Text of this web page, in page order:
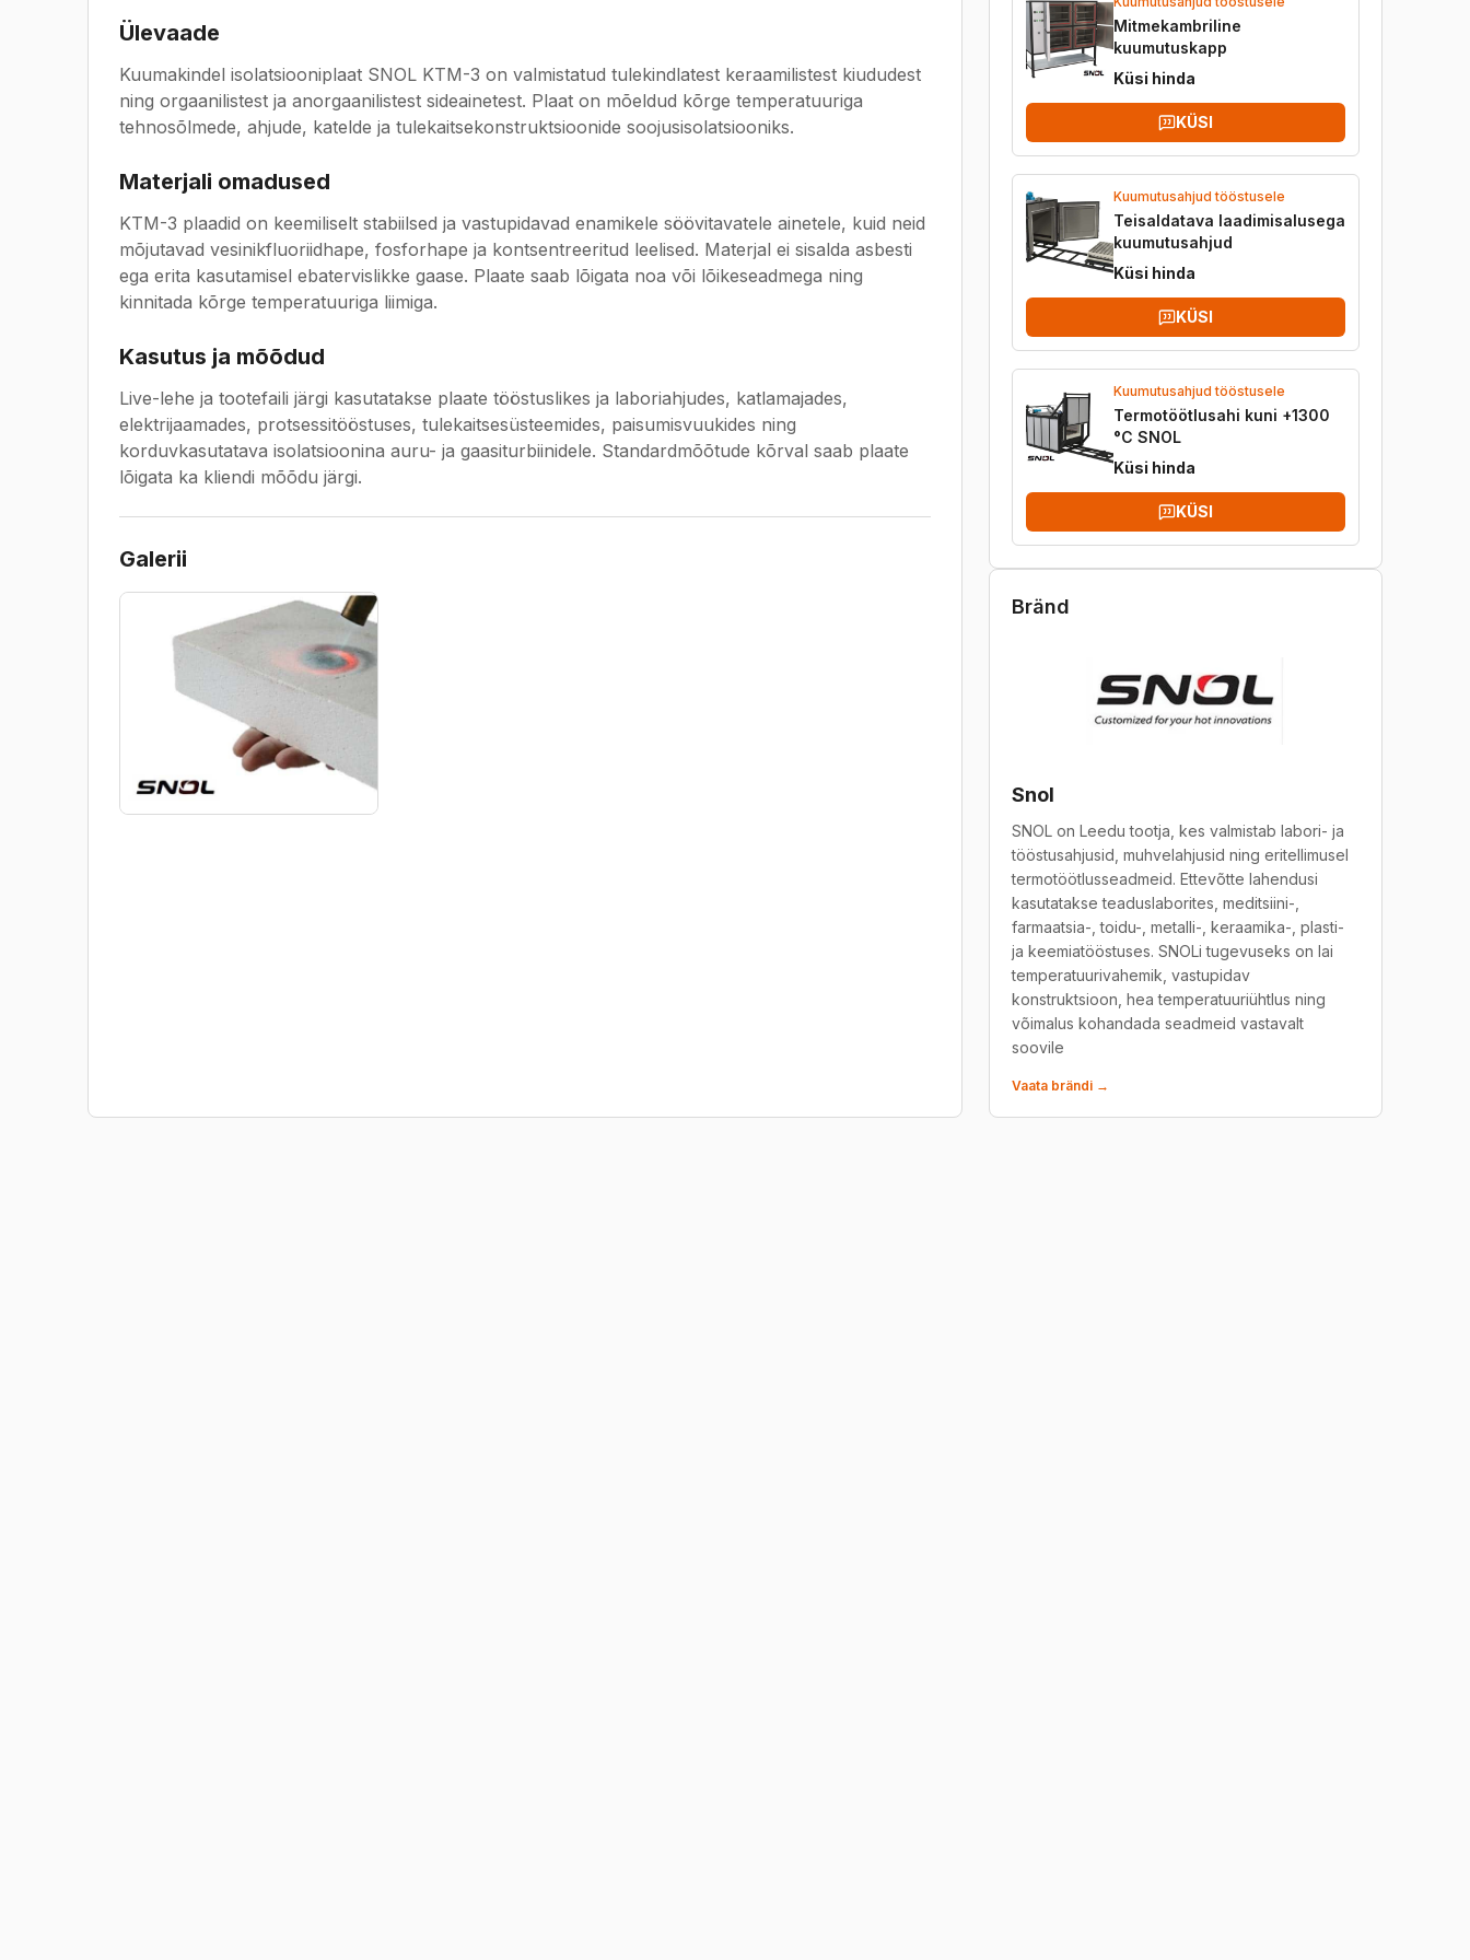
Ülevaade
Kuumakindel isolatsiooniplaat SNOL KTM-3 on valmistatud tulekindlatest keraamilistest kiududest
ning orgaanilistest ja anorgaanilistest sideainetest. Plaat on mõeldud kõrge temperatuuriga
tehnosõlmede, ahjude, katelde ja tulekaitsekonstruktsioonide soojusisolatsiooniks.
Materjali omadused
KTM-3 plaadid on keemiliselt stabiilsed ja vastupidavad enamikele söövitavatele ainetele, kuid neid
mõjutavad vesinikfluoriidhape, fosforhape ja kontsentreeritud leelised. Materjal ei sisalda asbesti
ega erita kasutamisel ebatervislikke gaase. Plaate saab lõigata noa või lõikeseadmega ning
kinnitada kõrge temperatuuriga liimiga.
Kasutus ja mõõdud
Live-lehe ja tootefaili järgi kasutatakse plaate tööstuslikes ja laboriahjudes, katlamajades,
elektrijaamades, protsessitööstuses, tulekaitsesüsteemides, paisumisvuukides ning
korduvkasutatava isolatsioonina auru- ja gaasiturbiinidele. Standardmõõtude kõrval saab plaate
lõigata ka kliendi mõõdu järgi.
Galerii
Mitmekambriline
kuumutuskapp
Küsi hinda
KÜSI
Kuumutusahjud tööstusele
Teisaldatava laadimisalusega
kuumutusahjud
Küsi hinda
KÜSI
Kuumutusahjud tööstusele
Termotöötlusahi kuni +1300
°C SNOL
Küsi hinda
KÜSI
Bränd
Snol
SNOL on Leedu tootja, kes valmistab labori- ja
tööstusahjusid, muhvelahjusid ning eritellimusel
termotöötlusseadmeid. Ettevõtte lahendusi
kasutatakse teaduslaborites, meditsiini-,
farmaatsia-, toidu-, metalli-, keraamika-, plasti-
ja keemiatööstuses. SNOLi tugevuseks on lai
temperatuurivahemik, vastupidav
konstruktsioon, hea temperatuuriühtlus ning
võimalus kohandada seadmeid vastavalt
soovile
Vaata brändi →